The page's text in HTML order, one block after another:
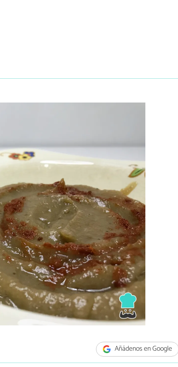
Añádenos en Google